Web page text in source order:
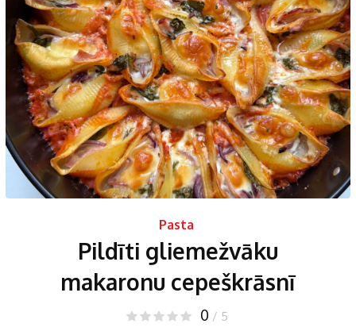
Pasta
Pildīti gliemežvāku
makaronu cepeškrāsnī
0 / 5